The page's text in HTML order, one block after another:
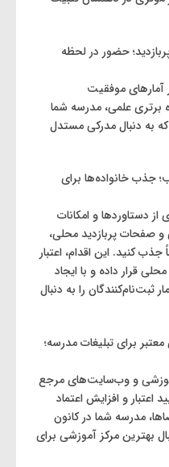
حضور در لحظه
آمارهای موفقیت
برتری علمی، مدرسه شما
به دنبال مدرکی مستدل
جذب خانواده‌ها برای
دستاوردها و امکانات
صفحات پربازدید محلی،
کنید. این اقدام، اعتبار
قرار داده و با ایجاد
ثبت‌نام‌کنندگان را به دنبال
برای تبلیغات مدرسه؛
و وب‌سایت‌های مرجع
و افزایش اعتماد
مدرسه شما در کانون
بهترین مرکز آموزشی برای